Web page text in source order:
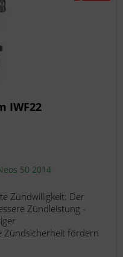
IWF22
50 2014
Zündwilligkeit: Der
Zündleistung -
Zündsicherheit fördern